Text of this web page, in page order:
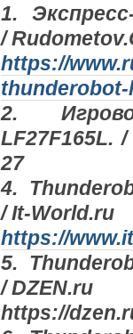
1.
/
https://
thunderobot-
2.
27
4.
/ It-World.ru
https://
5.
/ DZEN.ru
https://